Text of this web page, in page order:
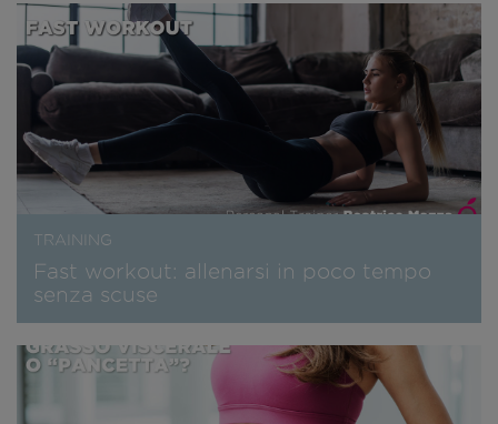
TRAINING
Fast workout: allenarsi in poco tempo
senza scuse